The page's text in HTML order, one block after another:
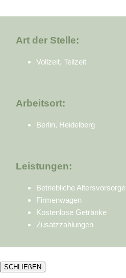
Art der Stelle:
Vollzeit, Teilzeit
Arbeitsort:
Berlin, Heidelberg
Leistungen:
Betriebliche Altersvorsorge
Firmenwagen
Kostenlose Getränke
Zusatzzahlungen
SCHLIEßEN